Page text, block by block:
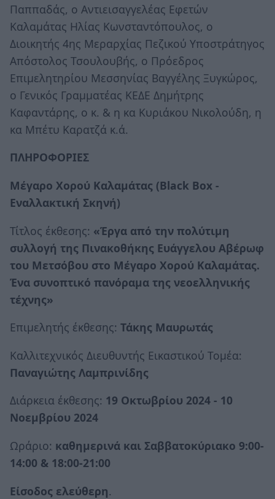
Παππαδάς, ο Αντιεισαγγελέας Εφετών
Καλαμάτας Ηλίας Κωνσταντόπουλος, ο
Διοικητής 4ης Μεραρχίας Πεζικού Υποστράτηγος
Απόστολος Τσουλουβής, ο Πρόεδρος
Επιμελητηρίου Μεσσηνίας Βαγγέλης Ξυγκώρος,
ο Γενικός Γραμματέας ΚΕΔΕ Δημήτρης
Καφαντάρης, ο κ. & η κα Κυριάκου Νικολούδη, η
κα Μπέτυ Καρατζά κ.ά.
ΠΛΗΡΟΦΟΡΙΕΣ
Μέγαρο Χορού Καλαμάτας (Black Box -
Εναλλακτική Σκηνή)
Τίτλος έκθεσης: «Έργα από την πολύτιμη
συλλογή της Πινακοθήκης Ευάγγελου Αβέρωφ
του Μετσόβου στο Μέγαρο Χορού Καλαμάτας.
Ένα συνοπτικό πανόραμα της νεοελληνικής
τέχνης»
Επιμελητής έκθεσης: Τάκης Μαυρωτάς
Καλλιτεχνικός Διευθυντής Εικαστικού Τομέα:
Παναγιώτης Λαμπρινίδης
Διάρκεια έκθεσης: 19 Οκτωβρίου 2024 - 10
Νοεμβρίου 2024
Ωράριο: καθημερινά και Σαββατοκύριακο 9:00-
14:00 & 18:00-21:00
Είσοδος ελεύθερη.